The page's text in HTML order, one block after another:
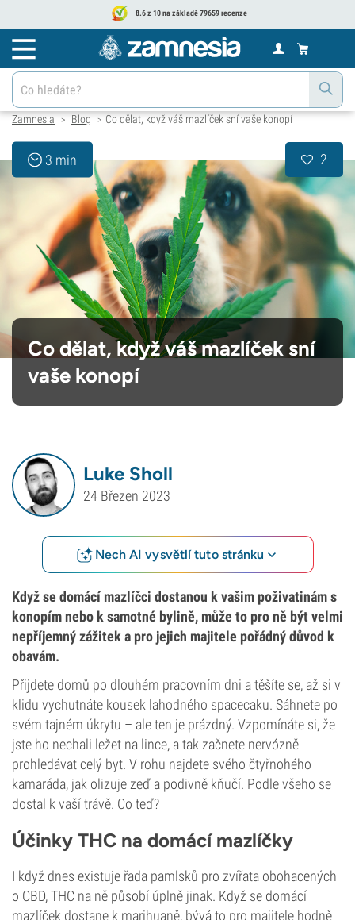
8.6 z 10 na základě 79659 recenze
Zamnesia > Blog > Co dělat, když váš mazlíček sní vaše konopí
3 min 2
Co dělat, když váš mazlíček sní
vaše konopí
Luke Sholl
24 Březen 2023
Nech AI vysvětlí tuto stránku
Když se domácí mazlíčci dostanou k vašim poživatinám s
konopím nebo k samotné bylině, může to pro ně být velmi
nepříjemný zážitek a pro jejich majitele pořádný důvod k
obavám.
Přijdete domů po dlouhém pracovním dni a těšíte se, až si v
klidu vychutnáte kousek lahodného spacecaku. Sáhnete po
svém tajném úkrytu – ale ten je prázdný. Vzpomínáte si, že
jste ho nechali ležet na lince, a tak začnete nervózně
prohledávat celý byt. V rohu najdete svého čtyřnohého
kamaráda, jak olizuje zeď a podivně kňučí. Podle všeho se
dostal k vaší trávě. Co teď?
Účinky THC na domácí mazlíčky
I když dnes existuje řada pamlsků pro zvířata obohacených
o CBD, THC na ně působí úplně jinak. Když se domácí
mazlíček dostane k marihuaně, bývá to pro majitele hodně